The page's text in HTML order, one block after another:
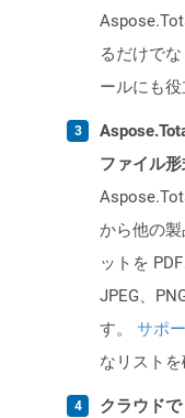
るだけで
ールにも役
ファイル
から他の
ットを
JPEG、
す。 サポ
なリストを
クラウド